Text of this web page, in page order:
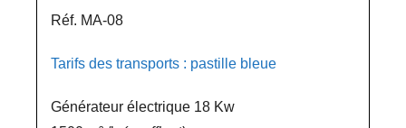
Réf. MA-08
Tarifs des transports : pastille bleue
Générateur électrique 18 Kw